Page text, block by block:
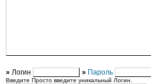
» Логин » Пароль
Введите Просто введите уникальный Логин.